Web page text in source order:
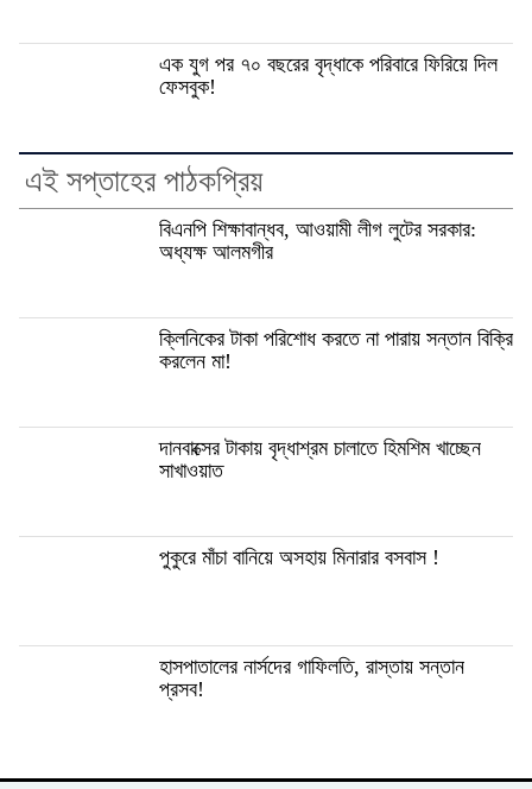
এক যুগ পর ৭০ বছরের বৃদ্ধাকে পরিবারে ফিরিয়ে দিল
ফেসবুক!
এই সপ্তাহের পাঠকপ্রিয়
বিএনপি শিক্ষাবান্ধব, আওয়ামী লীগ লুটের সরকার:
অধ্যক্ষ আলমগীর
ক্লিনিকের টাকা পরিশোধ করতে না পারায় সন্তান বিক্রি
করলেন মা!
দানবাক্সের টাকায় বৃদ্ধাশ্রম চালাতে হিমশিম খাচ্ছেন
সাখাওয়াত
পুকুরে মাঁচা বানিয়ে অসহায় মিনারার বসবাস !
হাসপাতালের নার্সদের গাফিলতি, রাস্তায় সন্তান
প্রসব!